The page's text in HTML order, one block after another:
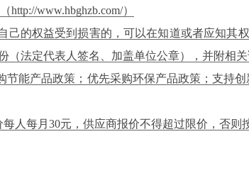
www.hbghzb.com/）
己的权益受到损害的，可以在知道或者应知
法定代表人签名、加盖单位公章），并附相关
能产品政策；优先采购环保产品政策；支持
人每月30元，供应商报价不得超过限价，否则